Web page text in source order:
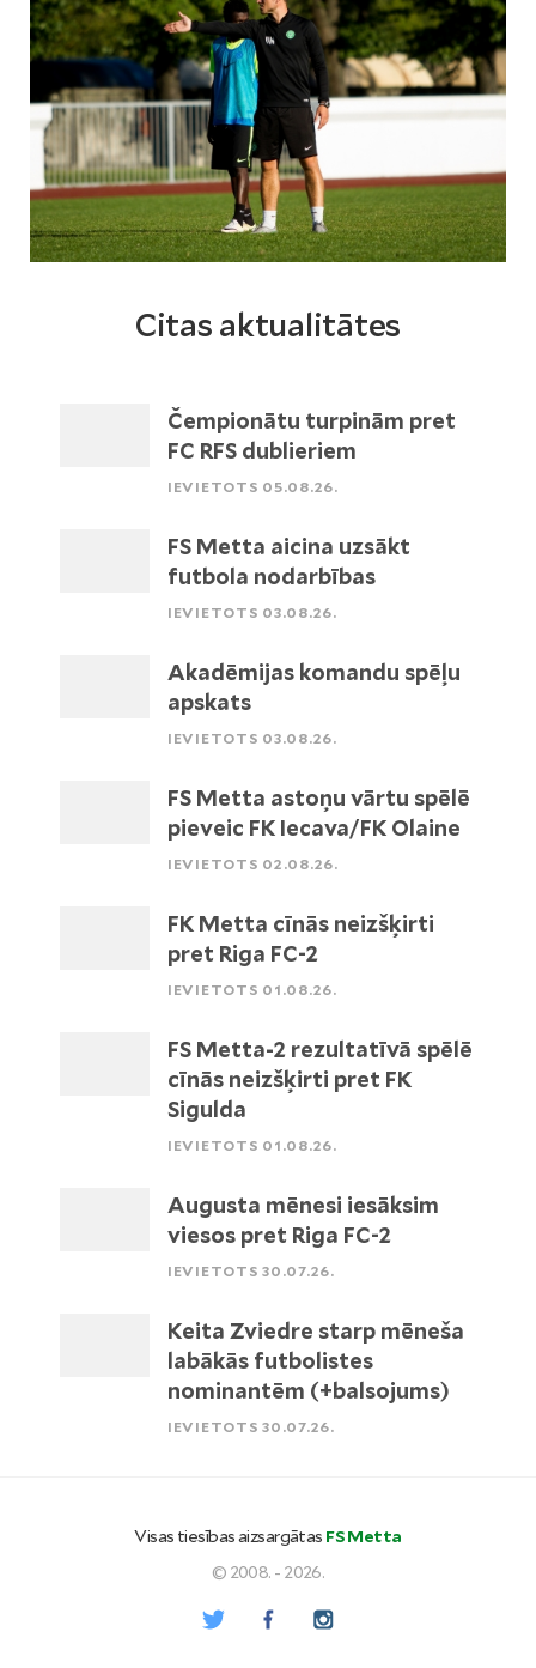
Citas aktualitātes
Čempionātu turpinām pret
FC RFS dublieriem
IEVIETOTS 05.08.26.
FS Metta aicina uzsākt
futbola nodarbības
IEVIETOTS 03.08.26.
Akadēmijas komandu spēļu
apskats
IEVIETOTS 03.08.26.
FS Metta astoņu vārtu spēlē
pieveic FK Iecava/FK Olaine
IEVIETOTS 02.08.26.
FK Metta cīnās neizšķirti
pret Riga FC-2
IEVIETOTS 01.08.26.
FS Metta-2 rezultatīvā spēlē
cīnās neizšķirti pret FK
Sigulda
IEVIETOTS 01.08.26.
Augusta mēnesi iesāksim
viesos pret Riga FC-2
IEVIETOTS 30.07.26.
Keita Zviedre starp mēneša
labākās futbolistes
nominantēm (+balsojums)
IEVIETOTS 30.07.26.
Visas tiesības aizsargātas FS Metta
© 2008. - 2026.